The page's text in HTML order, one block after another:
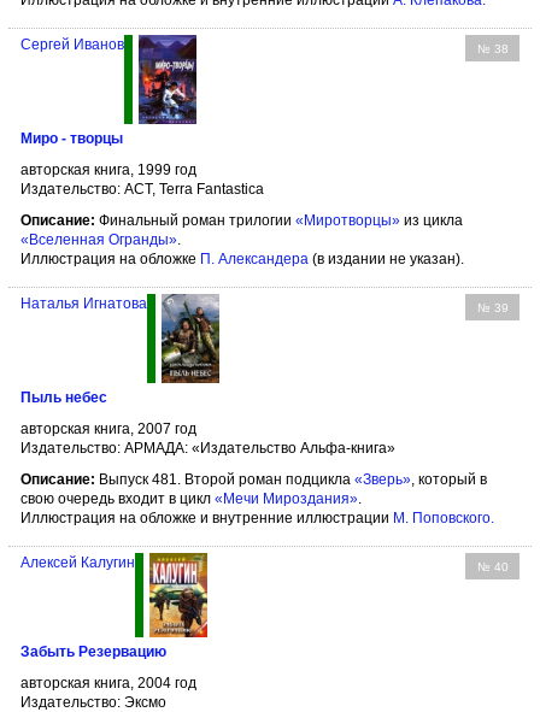
№ 38
Сергей Иванов
Миро - творцы
авторская книга, 1999 год
Издательство: АСТ, Terra Fantastica
Описание: Финальный роман трилогии «Миротворцы» из цикла
«Вселенная Огранды».
Иллюстрация на обложке П. Александера (в издании не указан).
№ 39
Наталья Игнатова
Пыль небес
авторская книга, 2007 год
Издательство: АРМАДА: «Издательство Альфа-книга»
Описание: Выпуск 481. Второй роман подцикла «Зверь» , который в
свою очередь входит в цикл «Мечи Мироздания»
Иллюстрация на обложке и внутренние иллюстрации М. Поповского
№ 40
Алексей Калугин
Забыть Резервацию
авторская книга, 2004 год
Издательство: Эксмо